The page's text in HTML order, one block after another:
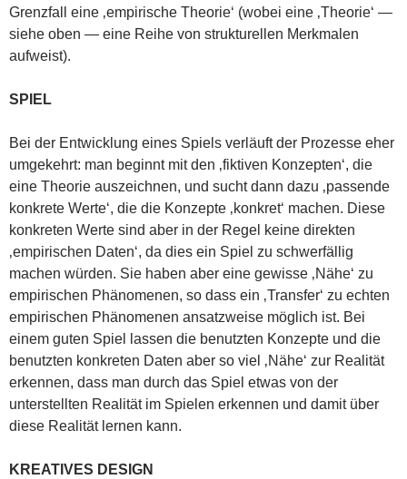
Grenzfall eine ‚empirische Theorie‘ (wobei eine ‚Theorie‘ —
siehe oben — eine Reihe von strukturellen Merkmalen
aufweist).
SPIEL
Bei der Entwicklung eines Spiels verläuft der Prozesse eher
umgekehrt: man beginnt mit den ‚fiktiven Konzepten‘, die
eine Theorie auszeichnen, und sucht dann dazu ‚passende
konkrete Werte‘, die die Konzepte ‚konkret‘ machen. Diese
konkreten Werte sind aber in der Regel keine direkten
‚empirischen Daten‘, da dies ein Spiel zu schwerfällig
machen würden. Sie haben aber eine gewisse ‚Nähe‘ zu
empirischen Phänomenen, so dass ein ‚Transfer‘ zu echten
empirischen Phänomenen ansatzweise möglich ist. Bei
einem guten Spiel lassen die benutzten Konzepte und die
benutzten konkreten Daten aber so viel ‚Nähe‘ zur Realität
erkennen, dass man durch das Spiel etwas von der
unterstellten Realität im Spielen erkennen und damit über
diese Realität lernen kann.
KREATIVES DESIGN